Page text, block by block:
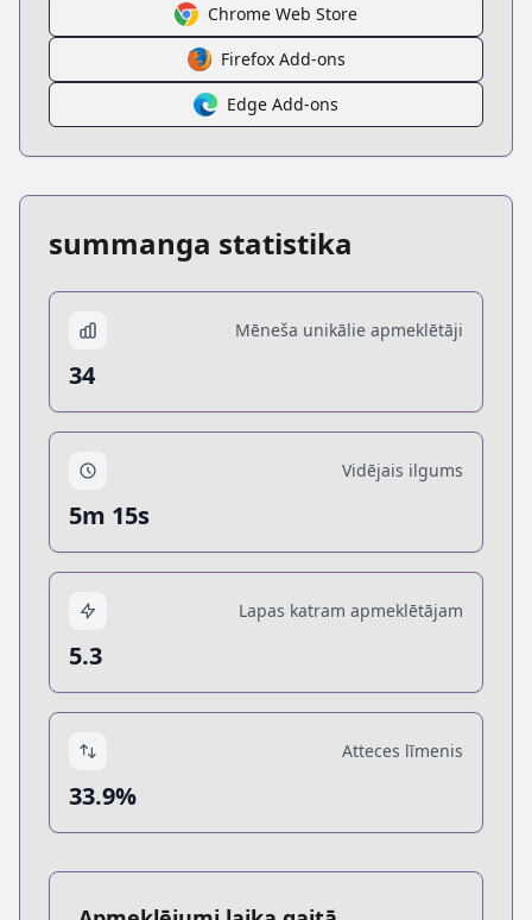
Chrome Web Store
Firefox Add-ons
Edge Add-ons
summanga statistika
Mēneša unikālie apmeklētāji
34
Vidējais ilgums
5m 15s
Lapas katram apmeklētājam
5.3
Atteces līmenis
33.9%